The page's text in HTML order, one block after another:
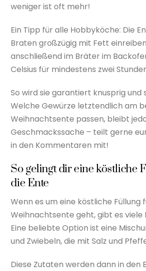
weniger ist oft mehr!
Ein Tipp für alle Hobbyköche: Die
Braten großzügig mit Fett
anschließend im Bräter im
Celsius für mindestens zwei
So wird sie garantiert knusprig und
Welche Gewürze letztendlich am
Weihnachtsente passen, bleibt
Geschmackssache – teilt gerne
in den Kommentaren mit!
So gelingt dir eine köstliche
die Ente
Wenn es um eine köstliche Füllung
Weihnachtsente geht, gibt es viele
Eine beliebte Option ist eine
und Zwiebeln, die mit Salz und
Diese Zutaten werden dann in den